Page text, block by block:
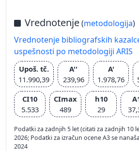
Vrednotenje(metodologija)
Vrednotenje bibliografskih
uspešnosti po metodologiji ARIS
Upoš. tč.
11.990,39
A''
239,96
A'
1.978,76
CI10
5.533
CImax
489
h10
29
Podatki za zadnjih 5 let (citati za zadnjih 10
2026; Podatki za izračun ocene A3 se
2024